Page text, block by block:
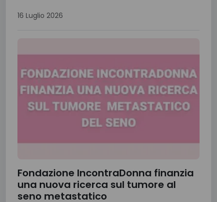
16 Luglio 2026
Fondazione IncontraDonna finanzia
una nuova ricerca sul tumore al
seno metastatico